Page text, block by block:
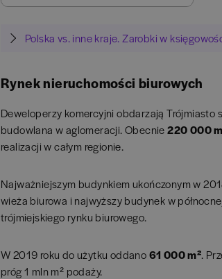
Polska vs. inne kraje. Zarobki w
Rynek nieruchomości biurowych
Deweloperzy komercyjni obdarzają
budowlana w aglomeracji. Obecnie220 000
realizacji w całym regionie.
Najważniejszym budynkiem ukończonym w
wieża biurowa i najwyższy budynek w
trójmiejskiego rynku biurowego.
W 2019 roku do użytku oddano61 000 m².
próg 1 mln m² podaży.